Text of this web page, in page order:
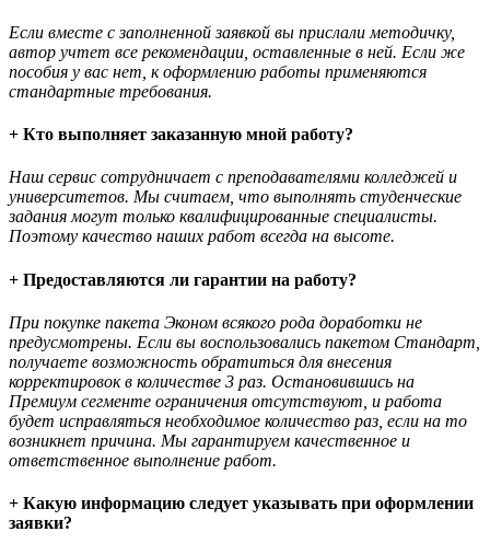
Если вместе с заполненной заявкой вы прислали методичку,
автор учтет все рекомендации, оставленные в ней. Если же
пособия у вас нет, к оформлению работы применяются
стандартные требования.
+ Кто выполняет заказанную мной работу?
Наш сервис сотрудничает с преподавателями колледжей и
университетов. Мы считаем, что выполнять студенческие
задания могут только квалифицированные специалисты.
Поэтому качество наших работ всегда на высоте.
+ Предоставляются ли гарантии на работу?
При покупке пакета Эконом всякого рода доработки не
предусмотрены. Если вы воспользовались пакетом Стандарт,
получаете возможность обратиться для внесения
корректировок в количестве 3 раз. Остановившись на
Премиум сегменте ограничения отсутствуют, и работа
будет исправляться необходимое количество раз, если на то
возникнет причина. Мы гарантируем качественное и
ответственное выполнение работ.
+ Какую информацию следует указывать при оформлении
заявки?